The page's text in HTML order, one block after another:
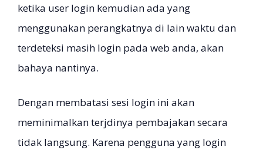
ketika user login kemudian ada yang
menggunakan perangkatnya di lain waktu dan
terdeteksi masih login pada web anda, akan
bahaya nantinya.
Dengan membatasi sesi login ini akan
meminimalkan terjdinya pembajakan secara
tidak langsung. Karena pengguna yang login